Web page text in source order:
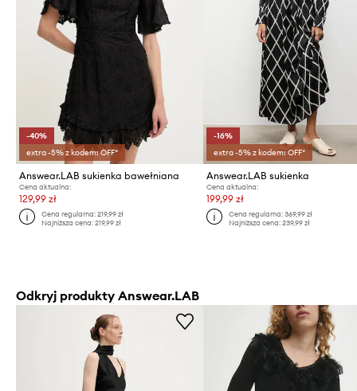
-40%
extra -5% z kodem: OFF*
Answear.LAB sukienka bawełniana
Cena aktualna:
129,99 zł
Cena regularna:219,99 zł
Najniższa cena:219,99 zł
-16%
extra -5% z kodem: OFF*
Answear.LAB sukienka
Cena aktualna:
199,99 zł
Cena regularna: 369,99 zł
Najniższa cena: 239,99 zł
Odkryj produkty Answear.LAB